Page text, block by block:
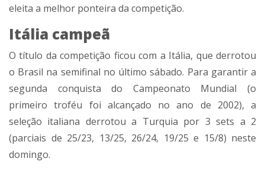
eleita a melhor ponteira da competição.
Itália campeã
O título da competição ficou com a Itália, que derrotou
o Brasil na semifinal no último sábado. Para garantir a
segunda conquista do Campeonato Mundial (o
primeiro troféu foi alcançado no ano de 2002), a
seleção italiana derrotou a Turquia por 3 sets a 2
(parciais de 25/23, 13/25, 26/24, 19/25 e 15/8) neste
domingo.